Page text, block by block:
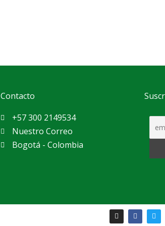
Contacto
+57 300 2149534
Nuestro Correo
Bogotá - Colombia
I
n
s
F
a
c
T
w
i